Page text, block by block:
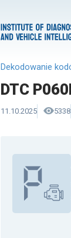
Dekodowanie
DTC
11.10.2025 5338